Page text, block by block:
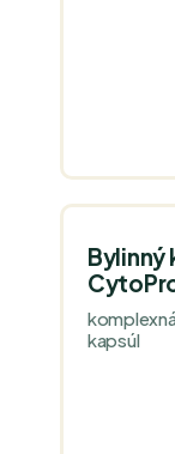
Bylinný
kapsúl